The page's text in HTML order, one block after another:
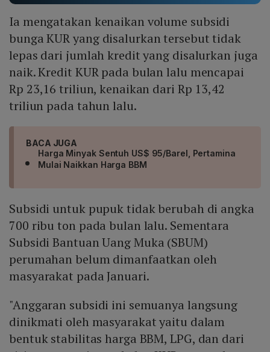
Ia mengatakan kenaikan volume subsidi
bunga KUR yang disalurkan tersebut tidak
lepas dari jumlah kredit yang disalurkan juga
naik. Kredit KUR pada bulan lalu mencapai
Rp 23,16 triliun, kenaikan dari Rp 13,42
triliun pada tahun lalu.
BACA JUGA
Harga Minyak Sentuh US$ 95/Barel, Pertamina
Mulai Naikkan Harga BBM
Subsidi untuk pupuk tidak berubah di angka
700 ribu ton pada bulan lalu. Sementara
Subsidi Bantuan Uang Muka (SBUM)
perumahan belum dimanfaatkan oleh
masyarakat pada Januari.
"Anggaran subsidi ini semuanya langsung
dinikmati oleh masyarakat yaitu dalam
bentuk stabilitas harga BBM, LPG, dan dari